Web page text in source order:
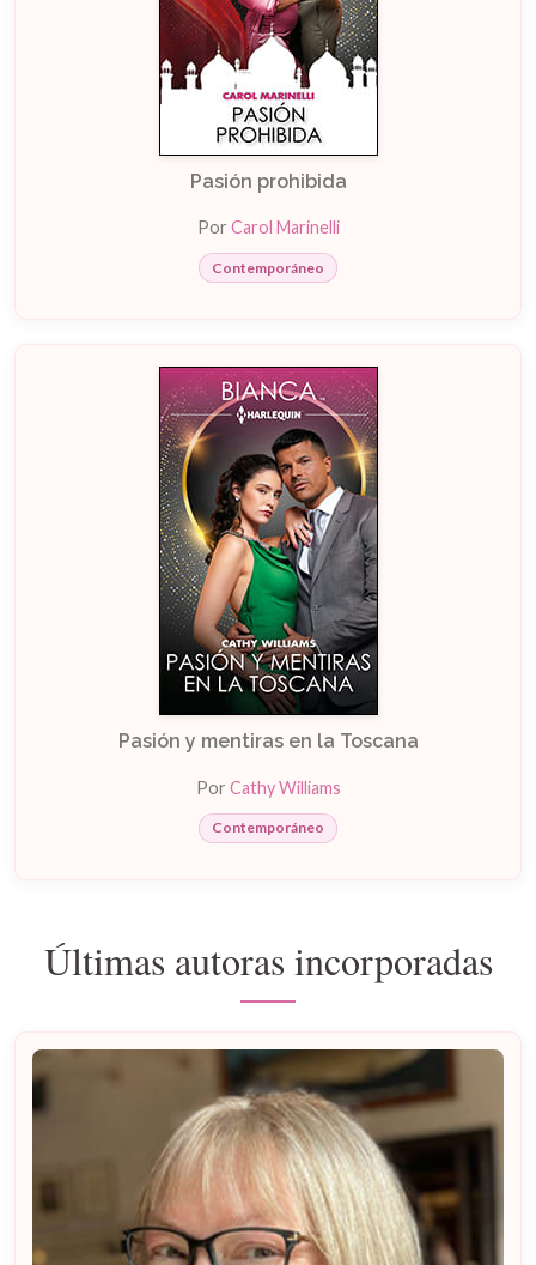
Pasión prohibida
Por Carol Marinelli
Contemporáneo
Pasión y mentiras en la Toscana
Por Cathy Williams
Contemporáneo
Últimas autoras incorporadas